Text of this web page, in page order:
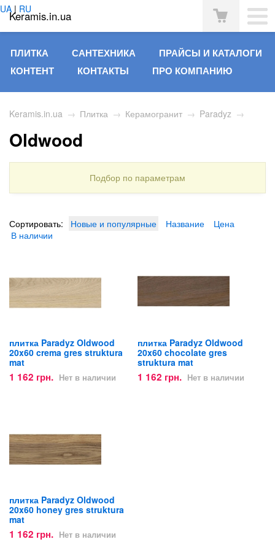
Keramis.in.ua
UA | RU
ПЛИТКА САНТЕХНИКА
ПРАЙСЫ И КАТАЛОГИ
КОНТЕНТ
КОНТАКТЫ ПРО КОМПАНИЮ
Keramis.in.ua → Плитка → Керамогранит → Paradyz →
Oldwood
Подбор по параметрам
Сортировать: Новые и популярные Название
Цена
В наличии
плитка Paradyz Oldwood
20x60 crema gres struktura
mat
1 162 грн. Нет в наличии
плитка Paradyz Oldwood
20x60 chocolate gres
struktura mat
1 162 грн. Нет в наличии
плитка Paradyz Oldwood
20x60 honey gres struktura
mat
1 162 грн. Нет в наличии